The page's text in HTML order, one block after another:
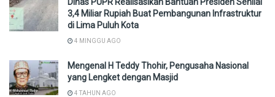
3,4 Miliar Rupiah Buat Pembangunan Infrastruktur
di Lima Puluh Kota
4 MINGGU AGO
Mengenal H Teddy Thohir, Pengusaha Nasional
yang Lengket dengan Masjid
4 TAHUN AGO